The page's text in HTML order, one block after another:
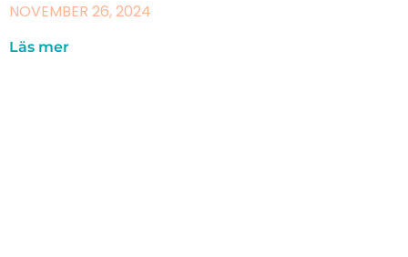
NOVEMBER 26, 2024
Läs mer